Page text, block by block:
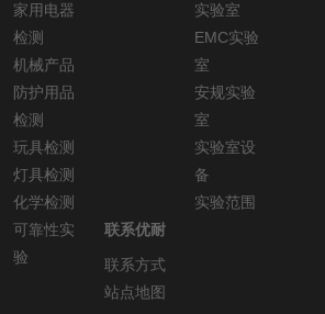
家用电器
检测
机械产品
防护用品
检测
玩具检测
灯具检测
化学检测
可靠性实
验
实验室
EMC实验
室
安规实验
室
实验室设
备
实验范围
联系优耐
联系方式
站点地图